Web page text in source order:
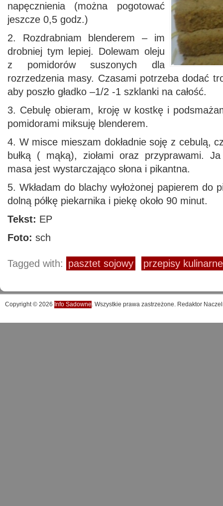
napęcznienia (można pogotować
jeszcze 0,5 godz.)
2. Rozdrabniam blenderem – im
drobniej tym lepiej. Dolewam oleju
z pomidorów suszonych dla
rozrzedzenia masy. Czasami potrzeba dodać
aby poszło gładko –1/2 -1 szklanki na całość.
3. Cebulę obieram, kroję w kostkę i
pomidorami miksuję blenderem.
4. W misce mieszam dokładnie soję z cebulą,
bułką ( mąką), ziołami oraz przyprawami.
masa jest wystarczająco słona i pikantna.
5. Wkładam do blachy wyłożonej papierem do
dolną półkę piekarnika i piekę około 90 minut.
Tekst: EP
Foto: sch
Tagged with: pasztet sojowy przepisy kulinarne
Copyright © 2026 Info Sadowne. Wszystkie prawa zastrzeżone. Redaktor